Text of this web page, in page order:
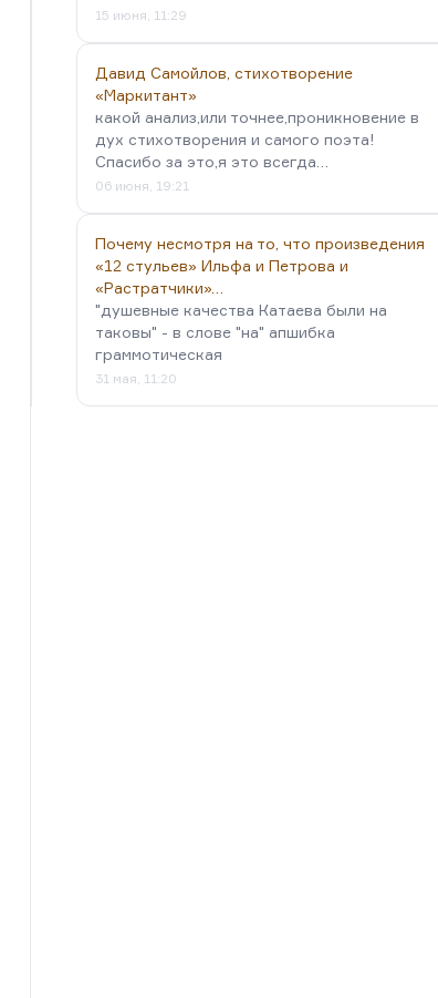
15 июня, 11:29
Давид Самойлов, стихотворение
«Маркитант»
какой анализ,или точнее,проникновение в
дух стихотворения и самого поэта!
Спасибо за это,я это всегда…
06 июня, 19:21
Почему несмотря на то, что произведения
«12 стульев» Ильфа и Петрова и
«Растратчики»…
"душевные качества Катаева были на
таковы" - в слове "на" апшибка
граммотическая
31 мая, 11:20